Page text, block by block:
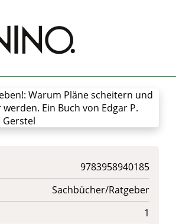
9783958940185
Sachbücher/Ratgeber
1